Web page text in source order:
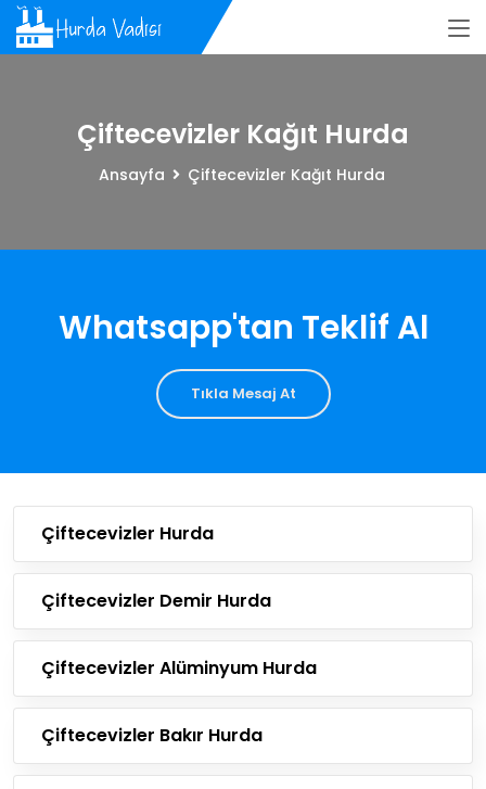
Çiftecevizler Kağıt Hurda
Ansayfa Çiftecevizler Kağıt Hurda
Whatsapp'tan Teklif Al
Tıkla Mesaj At
Çiftecevizler Hurda
Çiftecevizler Demir Hurda
Çiftecevizler Alüminyum Hurda
Çiftecevizler Bakır Hurda